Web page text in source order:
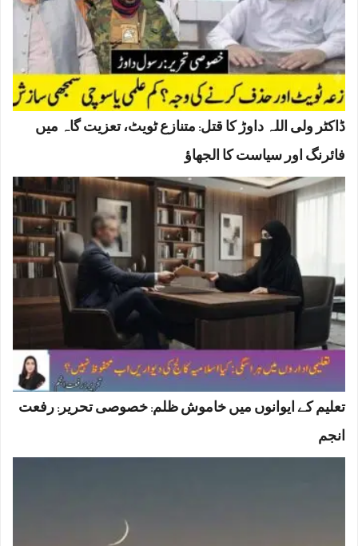
ڈاکٹر ولی اللہ داوڑ کا قتل: متنازع ٹویٹ، تعزیت گاہ میں
فائرنگ اور سیاست کا الجھاؤ
تعلیم کے ایوانوں میں خاموش ظلم: خصوصی تحریر: رفعت
انجم